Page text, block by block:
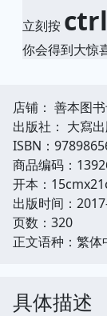
立刻按
你会得到大惊
店铺： 善本图
出版社： 大寫
ISBN：
商品编码：
开本：
出版时间：
页数：320
正文语种：繁体
具体描述